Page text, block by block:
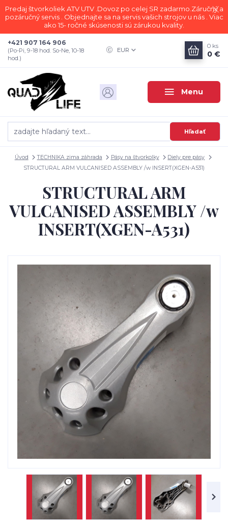
Predaj štvorkoliek ATV UTV .Dovoz po celej SR zadarmo.Záručný a
pozáručný servis . Objednajte sa na servis vašich strojov u nás . Viac
ako 15- ročné skúsenosti sú zárukou kvality.
Menu
EUR
Hľadať
+421 907 164 906
(Po-Pi, 9-18 hod. So-Ne, 10-18
hod.)
0 ks
0 €
Úvod TECHNIKA zima záhrada Pásy na štvorkolky
Diely pre pásy
STRUCTURAL ARM VULCANISED ASSEMBLY /w INSERT(XGEN-A531)
STRUCTURAL ARM
VULCANISED ASSEMBLY /w
INSERT(XGEN-A531)